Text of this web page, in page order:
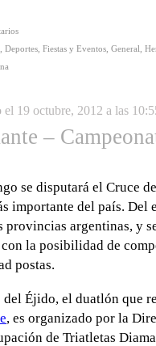
Deportes Fiestas y Eventos General
el 19 octubre, 2012 a las
–
se disputará el Cruce
importante del país. Del
provincias argentinas, y
la posibilidad de
postas.
del Éjido, el duatlón que
, es organizado por la
de Triatletas